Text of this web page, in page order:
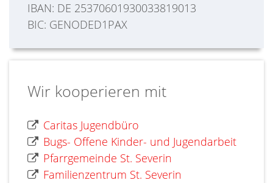
IBAN: DE 25370601930033819013
BIC: GENODED1PAX
Wir kooperieren mit
Caritas Jugendbüro
Bugs- Offene Kinder- und Jugendarbeit
Pfarrgemeinde St. Severin
Familienzentrum St. Severin